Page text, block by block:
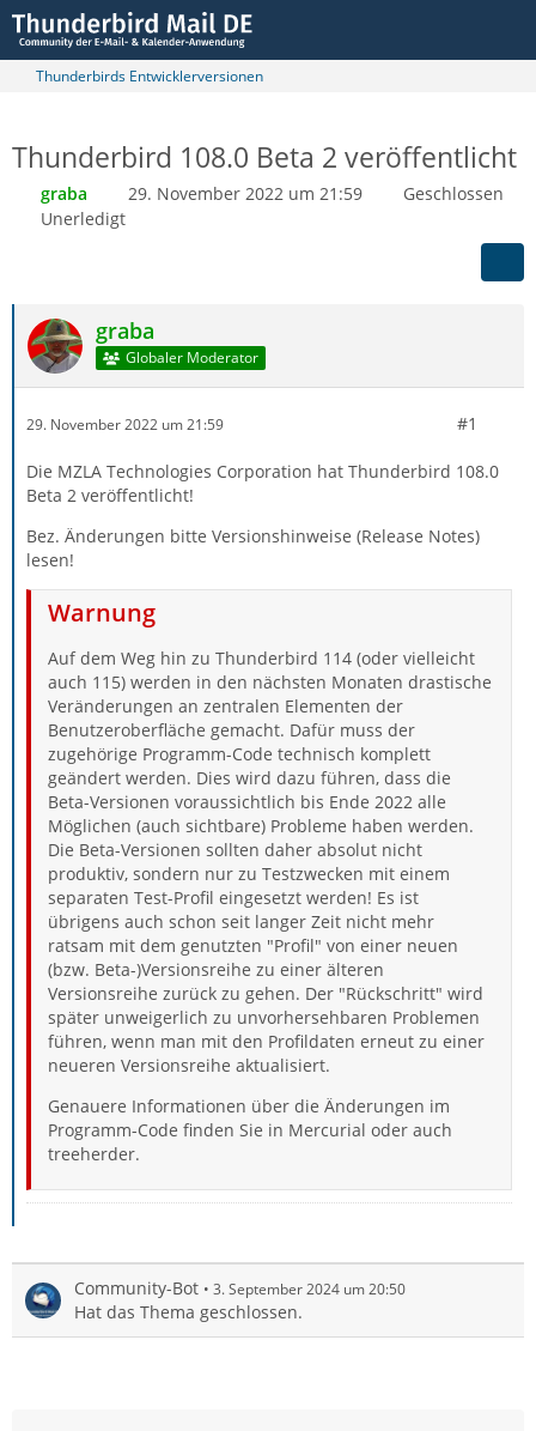
Thunderbirds Entwicklerversionen
Thunderbird 108.0 Beta 2 veröffentlicht
graba 29. November 2022 um 21:59
Geschlossen
Unerledigt
graba
Globaler Moderator
29. November 2022 um 21:59 #1
Die MZLA Technologies Corporation hat Thunderbird 108.0
Beta 2 veröffentlicht!
Bez. Änderungen bitte Versionshinweise (Release Notes)
lesen!
Warnung
Auf dem Weg hin zu Thunderbird 114 (oder vielleicht
auch 115) werden in den nächsten Monaten drastische
Veränderungen an zentralen Elementen der
Benutzeroberfläche gemacht. Dafür muss der
zugehörige Programm-Code technisch komplett
geändert werden. Dies wird dazu führen, dass die
Beta-Versionen voraussichtlich bis Ende 2022 alle
Möglichen (auch sichtbare) Probleme haben werden.
Die Beta-Versionen sollten daher absolut nicht
produktiv, sondern nur zu Testzwecken mit einem
separaten Test-Profil eingesetzt werden! Es ist
übrigens auch schon seit langer Zeit nicht mehr
ratsam mit dem genutzten "Profil" von einer neuen
(bzw. Beta-)Versionsreihe zu einer älteren
Versionsreihe zurück zu gehen. Der "Rückschritt" wird
später unweigerlich zu unvorhersehbaren Problemen
führen, wenn man mit den Profildaten erneut zu einer
neueren Versionsreihe aktualisiert.
Genauere Informationen über die Änderungen im
Programm-Code finden Sie in Mercurial oder auch
treeherder.
Community-Bot 3. September 2024 um 20:50
Hat das Thema geschlossen.